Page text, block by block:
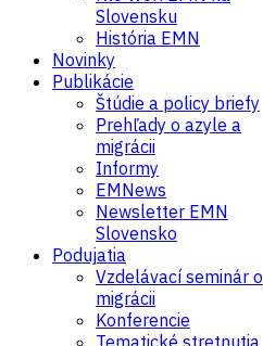
Slovensku
História EMN
Novinky
Publikácie
Štúdie a policy briefy
Prehľady o azyle a
migrácii
Informy
EMNews
Newsletter EMN
Slovensko
Podujatia
Vzdelávací seminár o
migrácii
Konferencie
Tematické stretnutia